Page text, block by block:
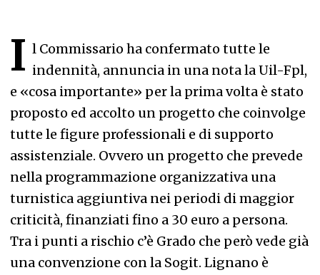
I l Commissario ha confermato tutte le
indennità, annuncia in una nota la Uil-Fpl,
e «cosa importante» per la prima volta è stato
proposto ed accolto un progetto che coinvolge
tutte le figure professionali e di supporto
assistenziale. Ovvero un progetto che prevede
nella programmazione organizzativa una
turnistica aggiuntiva nei periodi di maggior
criticità, finanziati fino a 30 euro a persona.
Tra i punti a rischio c’è Grado che però vede già
una convenzione con la Sogit. Lignano è